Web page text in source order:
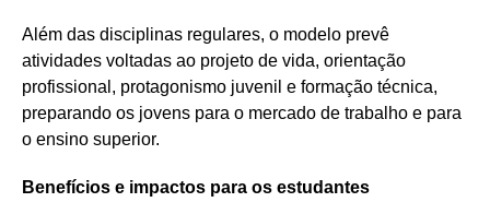
Além das disciplinas regulares, o modelo prevê
atividades voltadas ao projeto de vida, orientação
profissional, protagonismo juvenil e formação técnica,
preparando os jovens para o mercado de trabalho e para
o ensino superior.
Benefícios e impactos para os estudantes